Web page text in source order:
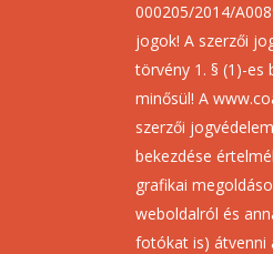
000205/2014/
jogok! A szerzői
törvény 1. § (1)-es
minősül! A
szerzői
bekezdése
grafikai
weboldalról és
fotókat is) átvenni